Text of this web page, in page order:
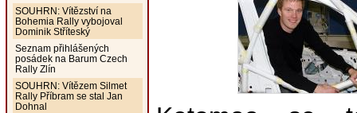
SOUHRN: Vítězství na
Bohemia Rally vybojoval
Dominik Stříteský
Seznam přihlášených
posádek na Barum Czech
Rally Zlín
SOUHRN: Vítězem Silmet
Rally Příbram se stal Jan
Dohnal